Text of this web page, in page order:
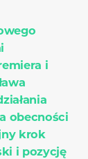
i
obecności
krok
i pozycję